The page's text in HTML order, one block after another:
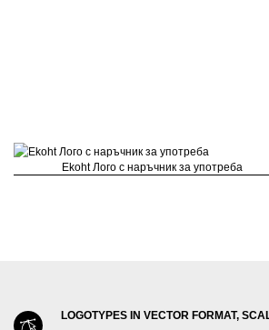
Ekoht Лого с наръчник за употреба
LOGOTYPES IN VECTOR FORMAT,